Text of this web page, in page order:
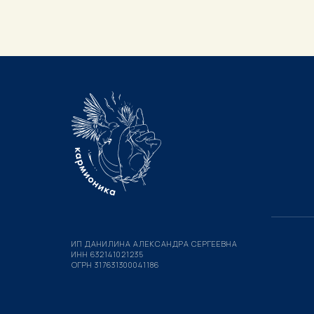
ИП ДАНИЛИНА АЛЕКСАНДРА СЕРГЕЕВНА
ИНН 632141021235
ОГРН 317631300041186